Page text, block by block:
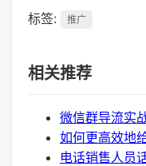
标签: 推广
相关推荐
微信群导流实
如何更高效地
电话销售人员